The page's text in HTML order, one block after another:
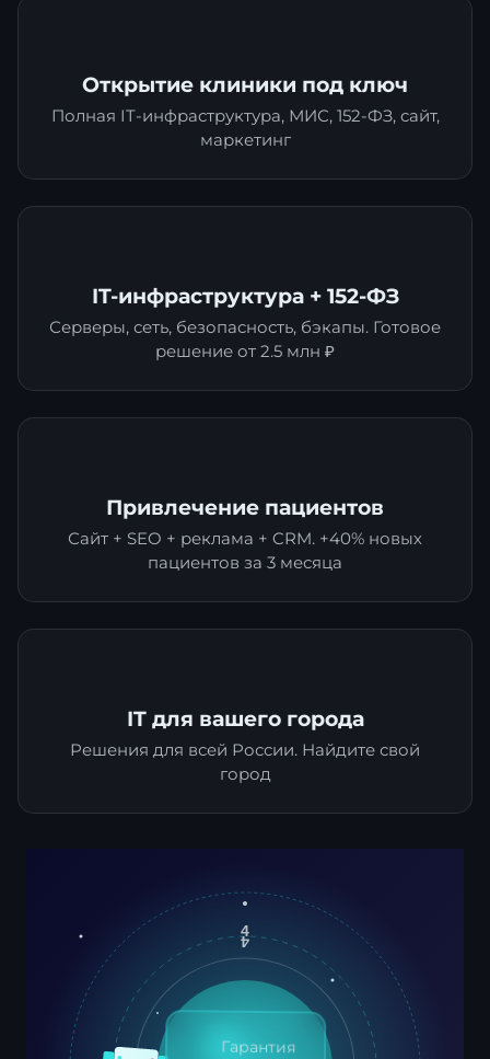
Открытие клиники под ключ
Полная IT-инфраструктура, МИС, 152-ФЗ, сайт,
маркетинг
IT-инфраструктура + 152-ФЗ
Серверы, сеть, безопасность, бэкапы. Готовое
решение от 2.5 млн ₽
Привлечение пациентов
Сайт + SEO + реклама + CRM. +40% новых
пациентов за 3 месяца
IT для вашего города
Решения для всей России. Найдите свой
город
4
4
Гарантия